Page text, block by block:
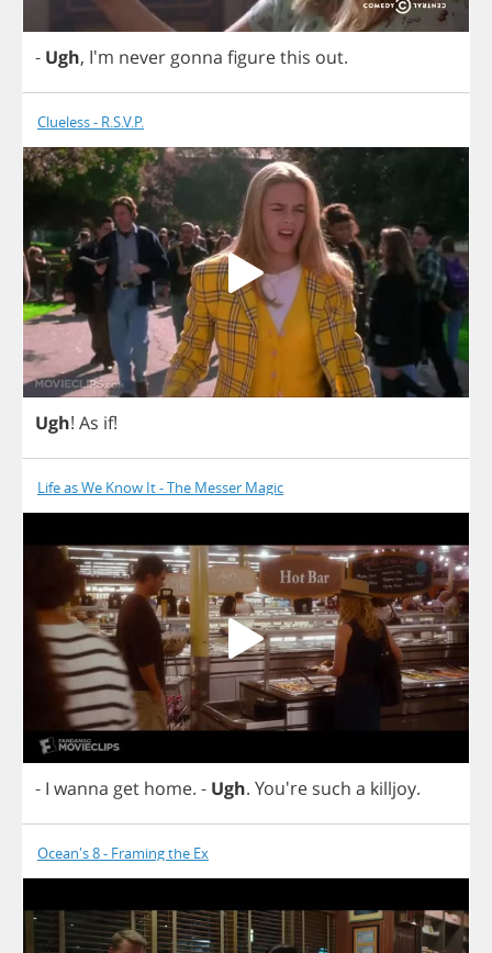
- Ugh, I'm never gonna figurethis out.
Clueless - R.S.V.P.
Ugh! As if!
Life as We Know It - The Messer Magic
- I wanna get home. - Ugh. You're such a killjoy.
Ocean's 8 - Framing the Ex